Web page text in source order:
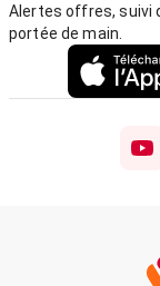
Alertes offres, suivi
portée de main.